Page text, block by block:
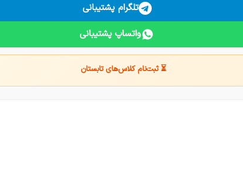
تلگرام پشتیبانی
واتساپ پشتیبانی
⏳ ثبت‌نام کلاس‌های تابستان